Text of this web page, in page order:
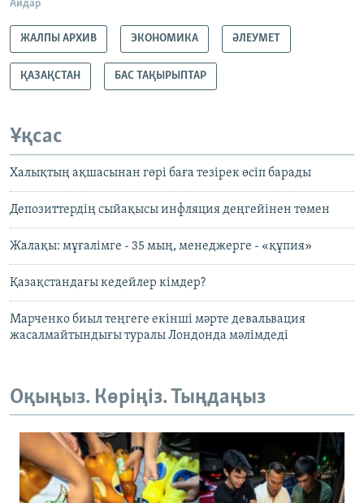
Айдар
ЖАЛПЫ АРХИВ ЭКОНОМИКА ӘЛЕУМЕТ
ҚАЗАҚСТАН БАС ТАҚЫРЫПТАР
Ұқсас
Халықтың ақшасынан гөрі баға тезірек өсіп барады
Депозиттердің сыйақысы инфляция деңгейінен төмен
Жалақы: мұғалімге - 35 мың, менеджерге - «құпия»
Қазақстандағы кедейлер кімдер?
Марченко биыл теңгеге екінші мәрте девальвация
жасалмайтындығы туралы Лондонда мәлімдеді
Оқыңыз. Көріңіз. Тыңдаңыз